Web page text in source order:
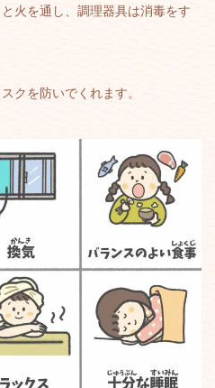
火を通し、調理器具は消毒をす
クを防いでくれます。